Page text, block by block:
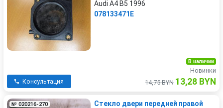
Audi A4 B5 1996
078133471E
Консультация
В наличии
Новинки
14,75 BYN 13,28 BYN
№ 020216-270
Стекло двери передней правой